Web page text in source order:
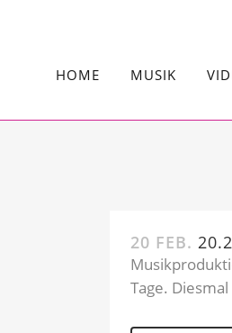
HOME MUSIK
20 FEB.
Tage.